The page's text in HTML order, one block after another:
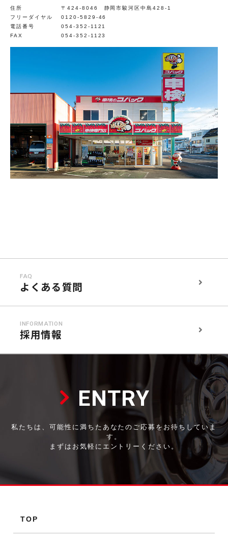
住所
〒424-8046 静岡市駿河区中島428-1
フリーダイヤル
0120-5829-46
電話番号
054-352-1121
FAX
054-352-1123
FAQ
よくある質問
INFORMATION
採用情報
ENTRY
私たちは、可能性に満ちたあなたのご応募をお待ちしていま
す。
まずはお気軽にエントリーください。
TOP